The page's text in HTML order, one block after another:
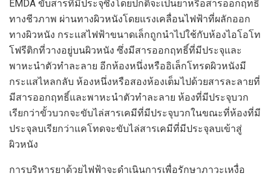
EMDA ขับสารที่มีประจุซึ่งโดยปกติจะเป็นยาหรือสารออกฤทธิ์
ทางชีวภาพ ผ่านทางผิวหนังโดยแรงเคลื่อนไฟฟ้าที่ผลักออก
ทางผิวหนัง กระแสไฟฟ้าขนาดเล็กถูกนำไปใช้กับห้องไอโอโท
โฟรีติกที่วางอยู่บนผิวหนัง ซึ่งมีสารออกฤทธิ์ที่มีประจุและ
พาหะนำตัวทำละลาย อีกห้องหนึ่งหรืออิเล็กโทรดผิวหนังมี
กระแสไหลกลับ ห้องหนึ่งหรือสองห้องเต็มไปด้วยสารละลายที่
มีสารออกฤทธิ์และพาหะนำตัวทำละลาย ห้องที่มีประจุบวก
เรียกว่าขั้วบวกจะขับไล่สารเคมีที่มีประจุบวกในขณะที่ห้องที่มี
ประจุลบเรียกว่าแคโทดจะขับไล่สารเคมีที่มีประจุลบเข้าสู่
ผิวหนัง
การบริหารยาด้วยไฟฟ้าจะดำเนินการเพื่อรักษาภาวะเหงื่อ